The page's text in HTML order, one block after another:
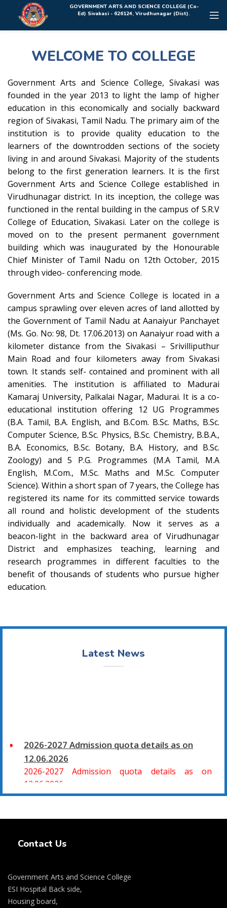
Rolex Replica Uhren DeutschlandGOVERNMENT ARTS AND SCIENCE COLLEGE (Co-
Ed) Sivakasi - 626124, Virudhunagar (Dist).
WELCOME TO COLLEGE
Government Arts and Science College, Sivakasi was
founded in the year 2013 to light the lamp of higher
education in this economically and socially backward
region of Sivakasi, Tamil Nadu. The primary aim of the
institution is to provide quality education to the
learners of the downtrodden sections of the society
living in and around Sivakasi. Majority of the students
belong to the first generation learners. It is the first
Government Arts and Science College established in
Virudhunagar district. In its inception, the college was
functioned in the rental building in the campus of S.R.V
College of Education, Sivakasi. Later on the college is
moved on to the present permanent government
building which was inaugurated by the Honourable
Chief Minister of Tamil Nadu on 12th October, 2015
through video- conferencing mode.
Government Arts and Science College is located in a
campus sprawling over eleven acres of land allotted by
the Government of Tamil Nadu at Aanaiyur Panchayet
(Ms. Go. No: 98, Dt. 17.06.2013) on Aanaiyur road with a
kilometer distance from the Sivakasi – Srivilliputhur
Main Road and four kilometers away from Sivakasi
town. It stands self- contained and prominent with all
amenities. The institution is affiliated to Madurai
Kamaraj University, Palkalai Nagar, Madurai. It is a co-
educational institution offering 12 UG Programmes
(B.A. Tamil, B.A. English, and B.Com. B.Sc. Maths, B.Sc.
Computer Science, B.Sc. Physics, B.Sc. Chemistry, B.B.A.,
B.A. Economics, B.Sc. Botany, B.A. History, and B.Sc.
Zoology) and 5 P.G. Programmes (M.A Tamil, M.A
English, M.Com., M.Sc. Maths and M.Sc. Computer
Science). Within a short span of 7 years, the College has
registered its name for its committed service towards
all round and holistic development of the students
individually and academically. Now it serves as a
beacon-light in the backward area of Virudhunagar
District and emphasizes teaching, learning and
research programmes in different faculties to the
benefit of thousands of students who pursue higher
education.
Latest News
2026-2027 Admission quota details as on
12.06.2026
2026-2027 Admission quota details as on
12.06.2026
சிவகாசி, அரசு கலை மற்றும் அறிவியல் கல்லூரியில்
08.06.2026 அன்று B.Sc., கணிதம், B.Sc., கணினி
விலங்கியல் ஆகிய அறிவியல் பாடப்பிரிவுகளுக்கும்,
09.06.2026 அன்று B.Com., வணிகவியல், B.B.A.,
வணிக நிர்வாகவியல், B.A., பொருளியல், B.A., வரலாறு
Contact Us
Government Arts and Science College
ESI Hospital Back side,
Housing board,